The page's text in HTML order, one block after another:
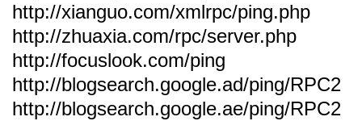
http://xianguo.com/xmlrpc/ping.php
http://zhuaxia.com/rpc/server.php
http://focuslook.com/ping
http://blogsearch.google.ad/ping/RPC2
http://blogsearch.google.ae/ping/RPC2